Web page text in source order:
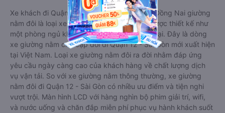
Xe khách đi Quận 12 - Sài Gòn từ Tân Phú - Đồng Nai giường
nằm đôi là loại xe đặc biệt. Với mỗi giường được thiết kế như
một phòng ngủ khách sạn sang trọng, hiện đại. Đây là dòng
xe giường nằm cho cặp đôi đi Quận 12 - Sài Gòn mới xuất hiện
tại Việt Nam. Loại xe giường nằm đôi ra đời nhằm đáp ứng
yêu cầu ngày càng cao của khách hàng về chất lượng dịch
vụ vận tải. So với xe giường nằm thông thường, xe giường
nằm đôi đi Quận 12 - Sài Gòn có nhiều ưu điểm và tiện nghi
vượt trội. Màn hình LCD với hàng nghìn bộ phim giải trí, wifi,
và nước uống và chăn đắp miễn phí phục vụ hành khách suốt